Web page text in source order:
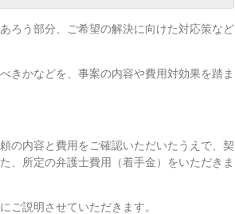
ろう部分、ご希望の解決に向けた対応策など
きかなどを、事案の内容や費用対効果を踏ま
の内容と費用をご確認いただいたうえで、契
、所定の弁護士費用（着手金）をいただきま
ご説明させていただきます。